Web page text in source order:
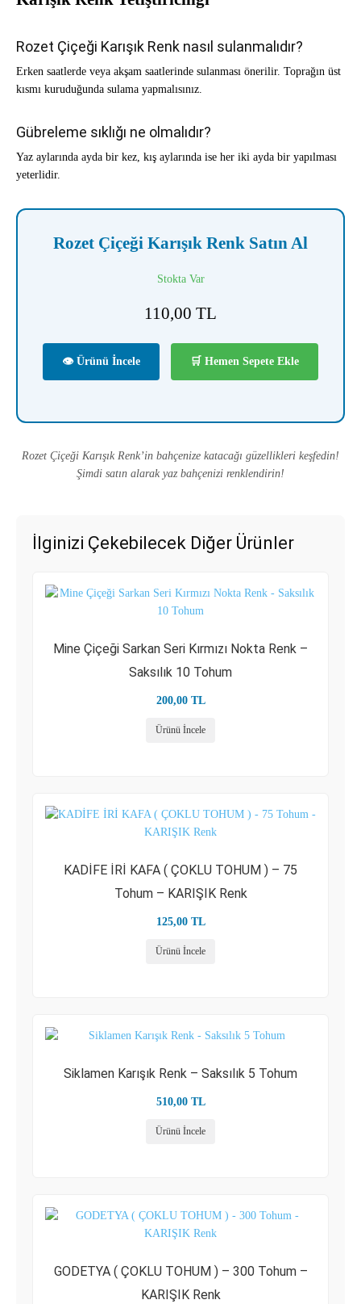
Rozet Çiçeği Karışık Renk nasıl sulanmalıdır?
Erken saatlerde veya akşam saatlerinde sulanması önerilir. Toprağın üst
kısmı kuruduğunda sulama yapmalısınız.
Gübreleme sıklığı ne olmalıdır?
Yaz aylarında ayda bir kez, kış aylarında ise her iki ayda bir yapılması
yeterlidir.
Rozet Çiçeği Karışık Renk Satın Al
Stokta Var
110,00 TL
👁 Ürünü İncele 🛒 Hemen Sepete Ekle
Rozet Çiçeği Karışık Renk’in bahçenize katacağı güzellikleri keşfedin!
Şimdi satın alarak yaz bahçenizi renklendirin!
İlginizi Çekebilecek Diğer Ürünler
Mine Çiçeği Sarkan Seri Kırmızı Nokta Renk –
Saksılık 10 Tohum
200,00 TL
Ürünü İncele
KADİFE İRİ KAFA ( ÇOKLU TOHUM ) – 75
Tohum – KARIŞIK Renk
125,00 TL
Ürünü İncele
Siklamen Karışık Renk – Saksılık 5 Tohum
510,00 TL
Ürünü İncele
GODETYA ( ÇOKLU TOHUM ) – 300 Tohum –
KARIŞIK Renk